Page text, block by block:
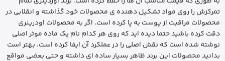
تمرکزش را روی مواد تشکیل دهنده ی محصولات خود گذاشته و انقلابی در
محصولات مراقبت از پوست به پا کرده است. اگر به محصولات اودرینری
دقت کرده باشید حتما دیده اید که روی هر کدام نام یک ماده موثر اصلی
نوشته شده است که نقش اصلی را در عملکرد آن ایفا کرده است. بهتر است
بدانید محصولات این برند ظاهر بسیار ساده ای داشته و حتی بعضی مواقع